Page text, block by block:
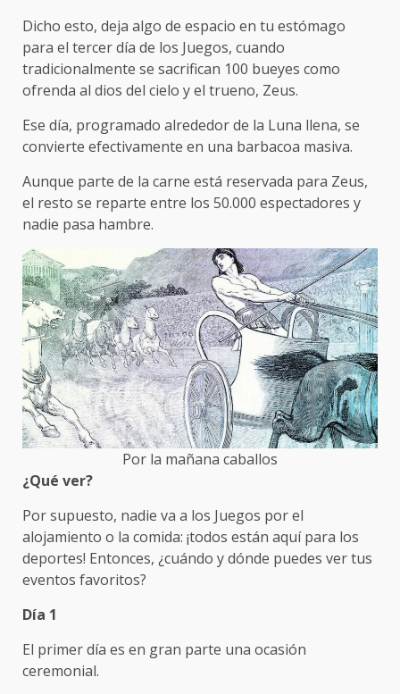
Dicho esto, deja algo de espacio en tu estómago
para el tercer día de los Juegos, cuando
tradicionalmente se sacrifican 100 bueyes como
ofrenda al dios del cielo y el trueno, Zeus.
Ese día, programado alrededor de la Luna llena, se
convierte efectivamente en una barbacoa masiva.
Aunque parte de la carne está reservada para Zeus,
el resto se reparte entre los 50.000 espectadores y
nadie pasa hambre.
Por la mañana caballos
¿Qué ver?
Por supuesto, nadie va a los Juegos por el
alojamiento o la comida: ¡todos están aquí para los
deportes! Entonces, ¿cuándo y dónde puedes ver tus
eventos favoritos?
Día 1
El primer día es en gran parte una ocasión
ceremonial.